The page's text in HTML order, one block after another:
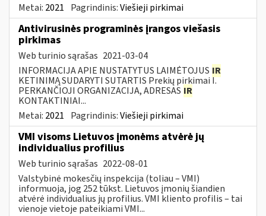
Metai: 2021 Pagrindinis:Viešieji pirkimai
Antivirusinės programinės įrangos viešasis
pirkimas
Web turinio sąrašas 2021-03-04
INFORMACIJA APIE NUSTATYTUS LAIMĖTOJUS IR
KETINIMĄ SUDARYTI SUTARTIS Prekių pirkimai I.
PERKANČIOJI ORGANIZACIJA, ADRESAS IR
KONTAKTINIAI...
Metai: 2021 Pagrindinis:Viešieji pirkimai
VMI visoms Lietuvos įmonėms atvėrė jų
individualius profilius
Web turinio sąrašas 2022-08-01
Valstybinė mokesčių inspekcija (toliau – VMI)
informuoja, jog 252 tūkst. Lietuvos įmonių šiandien
atvėrė individualius jų profilius. VMI kliento profilis – tai
vienoje vietoje pateikiami VMI...